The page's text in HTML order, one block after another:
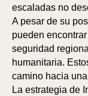
escaladas no
A pesar de su
pueden
seguridad
humanitaria.
camino hacia
La estrategia de